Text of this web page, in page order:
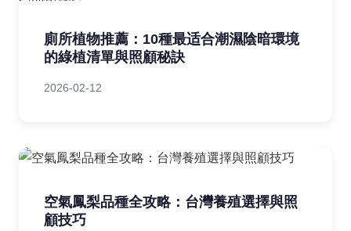
廁所植物推薦：10種最适合潮濕陰暗環境
的綠植清單與照顧秘訣
2026-02-12
空氣鳳梨品種全攻略：台灣養殖選擇與照
顧技巧